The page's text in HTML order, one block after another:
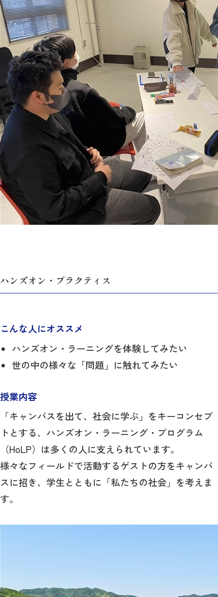
ハンズオン・プラクティス
こんな人にオススメ
ハンズオン・ラーニングを体験してみたい
世の中の様々な「問題」に触れてみたい
授業内容
「キャンパスを出て、社会に学ぶ」をキーコンセプ
トとする、ハンズオン・ラーニング・プログラム
（HoLP）は多くの人に支えられています。
様々なフィールドで活動するゲストの方をキャンパ
スに招き、学生とともに「私たちの社会」を考えま
す。